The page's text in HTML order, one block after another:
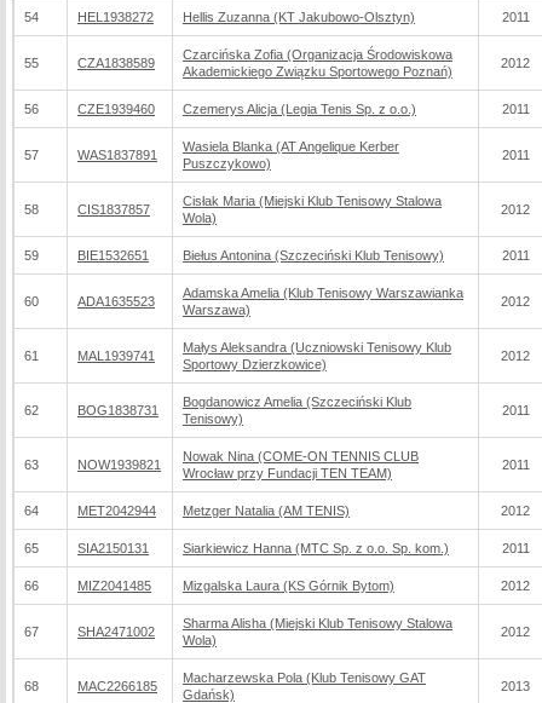
54 HEL1938272 Hellis Zuzanna (KT Jakubowo-Olsztyn) 2011
55 CZA1838589
Czarcińska Zofia (Organizacja Środowiskowa
Akademickiego Związku Sportowego Poznań)
2012
56 CZE1939460 Czemerys Alicja (Legia Tenis Sp. z o.o.) 2011
57 WAS1837891
Wasiela Blanka (AT Angelique Kerber
Puszczykowo)
2011
58 CIS1837857
Cisłak Maria (Miejski Klub Tenisowy Stalowa
Wola)
2012
59 BIE1532651 Biełus Antonina (Szczeciński Klub Tenisowy) 2011
60 ADA1635523
Adamska Amelia (Klub Tenisowy Warszawianka
Warszawa)
2012
61 MAL1939741
Małys Aleksandra (Uczniowski Tenisowy Klub
Sportowy Dzierzkowice)
2012
62 BOG1838731
Bogdanowicz Amelia (Szczeciński Klub
Tenisowy)
2011
63 NOW1939821
Nowak Nina (COME-ON TENNIS CLUB
Wrocław przy Fundacji TEN TEAM)
2011
64 MET2042944 Metzger Natalia (AM TENIS) 2012
65 SIA2150131 Siarkiewicz Hanna (MTC Sp. z o.o. Sp. kom.) 2011
66 MIZ2041485 Mizgalska Laura (KS Górnik Bytom) 2012
67 SHA2471002
Sharma Alisha (Miejski Klub Tenisowy Stalowa
Wola)
2012
68 MAC2266185
Macharzewska Pola (Klub Tenisowy GAT
Gdańsk)
2013